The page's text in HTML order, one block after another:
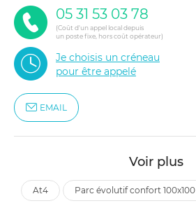
05 31 53 03 78
(Coût d'un appel local depuis
un poste fixe, hors coût opérateur)
Je choisis un créneau
pour être appelé
EMAIL
Voir plus
at4 parc évolutif confort 100x100